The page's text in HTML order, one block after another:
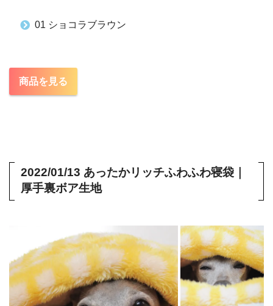
01 ショコラブラウン
商品を見る
2022/01/13 あったかリッチふわふわ寝袋｜
厚手裏ボア生地